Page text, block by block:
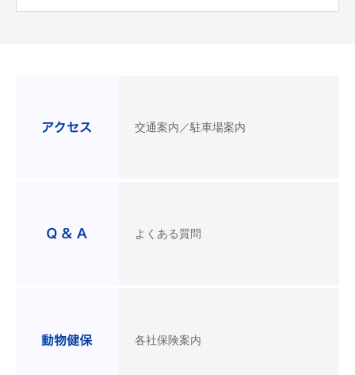
交通案内／駐車場案内
よくある質問
各社保険案内